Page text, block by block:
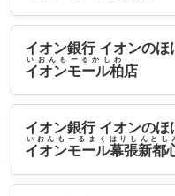
イオン銀行 イオンのほ
イオンモール柏
いおんもーるかしわ
店
イオン銀行 イオンのほ
イオンモール幕張新都
いおんもーるまくはりしんとし